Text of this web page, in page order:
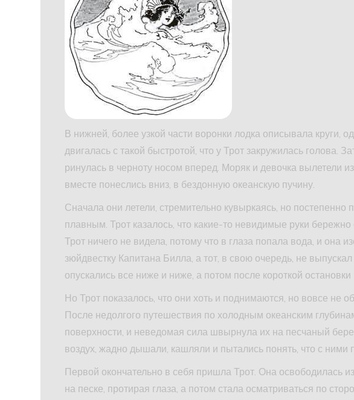
В нижней, более узкой части воронки лодка описывала круги,
двигалась с такой быстротой, что у Трот закружилась голова.
ринулась в черноту носом вперед. Моряк и девочка вылетели
вместе понеслись вниз, в бездонную океанскую пучину.
Сначала они летели, стремительно кувыркаясь, но постепенно
плавным. Трот казалось, что какие-то невидимые руки бережно
Трот ничего не видела, потому что в глаза попала вода, и она
зюйдвестку Капитана Билла, а тот, в свою очередь, не
опускались все ниже и ниже, а потом после короткой
Но Трот показалось, что они хоть и поднимаются, но вовсе не
После недолгого путешествия по холодным океанским
поверхности, и неведомая сила швырнула их на песчаный
воздух, жадно дышали, кашляли и пытались понять, что с ними
Первой окончательно в себя пришла Трот. Она освободилась
на песке, протирая глаза, а потом стала осматриваться по